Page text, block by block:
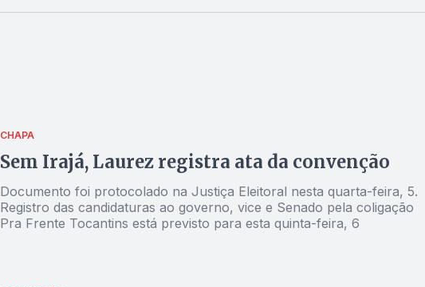
CHAPA
Sem Irajá, Laurez registra ata da convenção
Documento foi protocolado na Justiça Eleitoral nesta quarta-feira, 5.
Registro das candidaturas ao governo, vice e Senado pela coligação
Pra Frente Tocantins está previsto para esta quinta-feira, 6